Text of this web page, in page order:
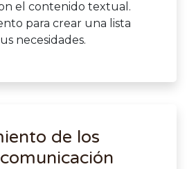
el contenido textual.
para crear una lista
necesidades.
de los